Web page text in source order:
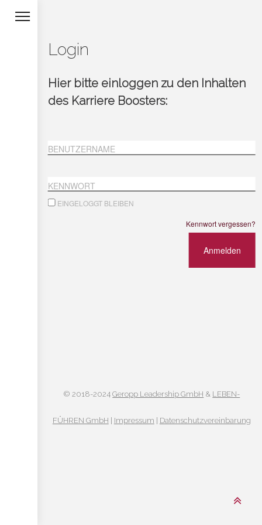
Login
Hier bitte einloggen zu den Inhalten
des Karriere Boosters:
BENUTZERNAME
KENNWORT
EINGELOGGT BLEIBEN
Kennwort vergessen?
© 2018-2024Geropp Leadership GmbH & LEBEN-
FÜHREN GmbH Impressum Datenschutzvereinbarung